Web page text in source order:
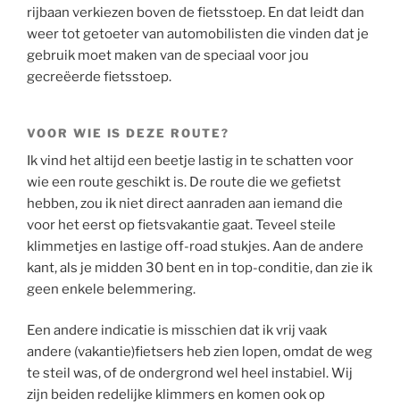
rijbaan verkiezen boven de fietsstoep. En dat leidt dan
weer tot getoeter van automobilisten die vinden dat je
gebruik moet maken van de speciaal voor jou
gecreëerde fietsstoep.
VOOR WIE IS DEZE ROUTE?
Ik vind het altijd een beetje lastig in te schatten voor
wie een route geschikt is. De route die we gefietst
hebben, zou ik niet direct aanraden aan iemand die
voor het eerst op fietsvakantie gaat. Teveel steile
klimmetjes en lastige off-road stukjes. Aan de andere
kant, als je midden 30 bent en in top-conditie, dan zie ik
geen enkele belemmering.
Een andere indicatie is misschien dat ik vrij vaak
andere (vakantie)fietsers heb zien lopen, omdat de weg
te steil was, of de ondergrond wel heel instabiel. Wij
zijn beiden redelijke klimmers en komen ook op